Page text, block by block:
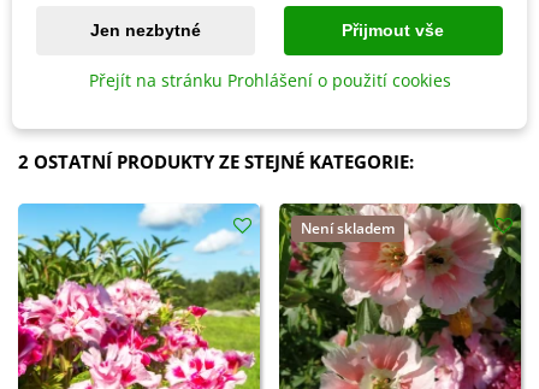
k rostlinám - Devrakon - 300 ml
105 Kč
granulované - 2,5 kg
178 Kč
2 OSTATNÍ PRODUKTY ZE STEJNÉ KATEGORIE:
Není skladem
Jen nezbytné Přijmout vše
Přejít na stránku Prohlášení o použití cookies